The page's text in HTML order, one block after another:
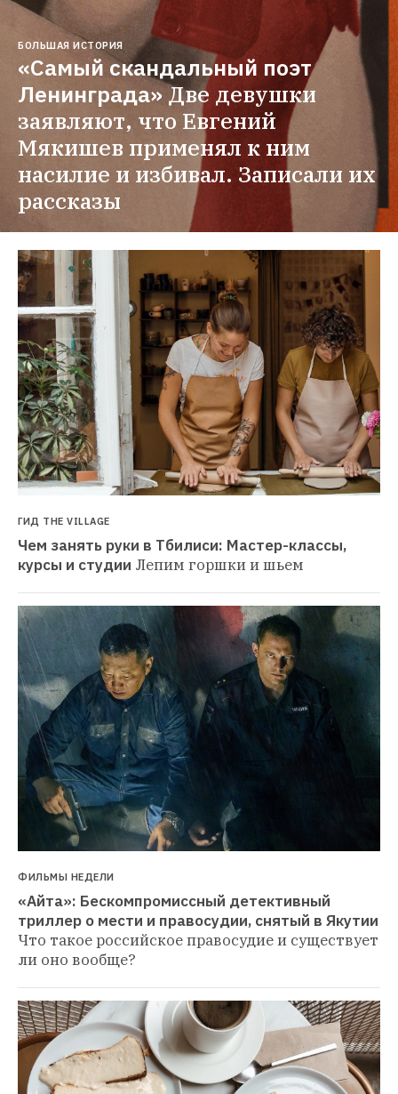
БОЛЬШАЯ ИСТОРИЯ
«Самый скандальный поэт
Ленинграда»Две девушки
заявляют, что Евгений
Мякишев применял к ним
насилие и избивал. Записали их
рассказы
ГИД THE VILLAGE
Чем занять руки в Тбилиси: Мастер-классы,
курсы и студии Лепим горшки и шьем
ФИЛЬМЫ НЕДЕЛИ
«Айта»: Бескомпромиссный детективный
триллер о мести и правосудии, снятый в Якутии
Что такое российское правосудие и существует
ли оно вообще?